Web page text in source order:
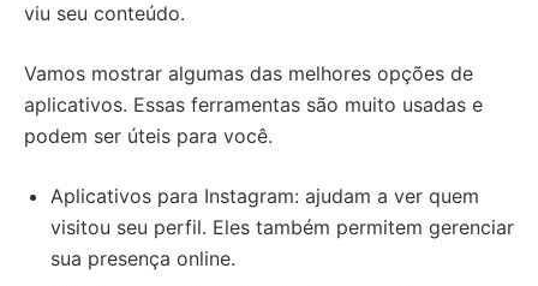
viu seu conteúdo.
Vamos mostrar algumas das melhores opções de
aplicativos. Essas ferramentas são muito usadas e
podem ser úteis para você.
Aplicativos para Instagram: ajudam a ver quem
visitou seu perfil. Eles também permitem gerenciar
sua presença online.